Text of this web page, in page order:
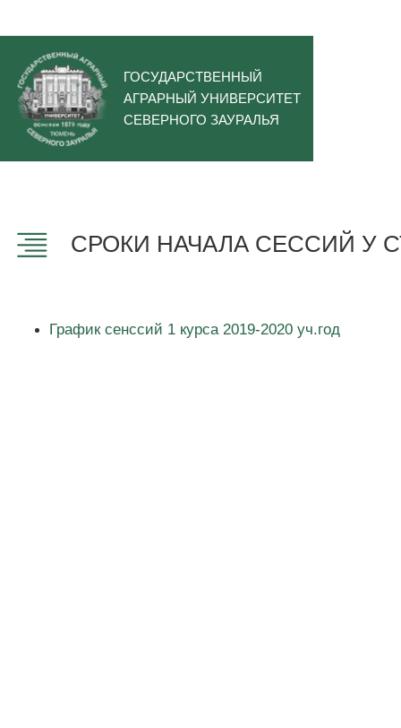
ГОСУДАРСТВЕННЫЙ
АГРАРНЫЙ УНИВЕРСИТЕТ
СЕВЕРНОГО ЗАУРАЛЬЯ
СРОКИ НАЧАЛА СЕССИЙ У
График сенссий 1 курса 2019-2020 уч.год